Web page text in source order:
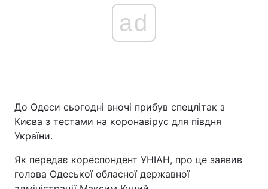
ad
До Одеси сьогодні вночі прибув спецлітак з
Києва з тестами на коронавірус для півдня
України.
Як передає кореспондент УНІАН, про це заявив
голова Одеської обласної державної